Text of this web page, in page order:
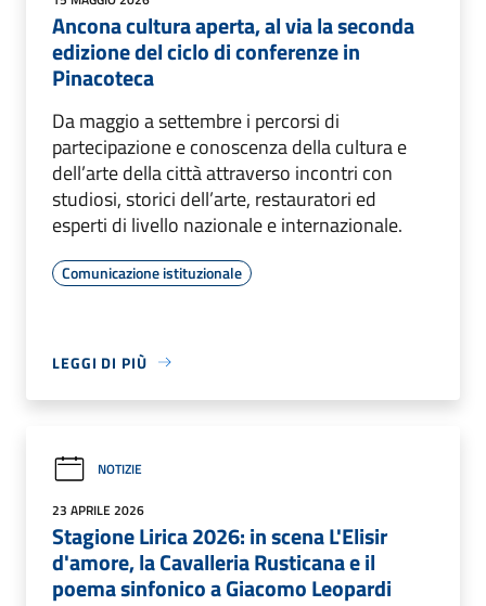
Ancona cultura aperta, al via la seconda
edizione del ciclo di conferenze in
Pinacoteca
Da maggio a settembre i percorsi di
partecipazione e conoscenza della cultura e
dell’arte della città attraverso incontri con
studiosi, storici dell’arte, restauratori ed
esperti di livello nazionale e internazionale.
Comunicazione istituzionale
LEGGI DI PIÙ
NOTIZIE
23 APRILE 2026
Stagione Lirica 2026: in scena L'Elisir
d'amore, la Cavalleria Rusticana e il
poema sinfonico a Giacomo Leopardi